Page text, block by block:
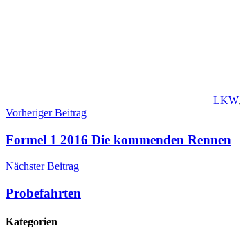
LKW,
Beitragsnavigation
Vorheriger Beitrag
Formel 1 2016 Die kommenden Rennen
Nächster Beitrag
Probefahrten
Kategorien